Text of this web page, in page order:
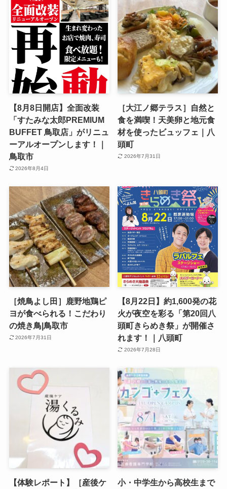
【8月8日開店】全面改装
「すたみな太郎PREMIUM
BUFFET 鳥取店」がリニュ
ーアルオープンします！｜
鳥取市
2026年8月4日
［大江ノ郷テラス］自然と
食を満喫！天美卵と地元食
材を使ったビュッフェ｜八
頭町
2026年7月31日
［焼鳥よし田］鹿野地鶏ピ
ヨが食べられる！こだわり
の焼き鳥|鳥取市
2026年7月31日
【8月22日】約1,600発の花
火が夜空を彩る「第20回八
頭町きらめき祭」が開催さ
れます！｜八頭町
2026年7月28日
【体験レポート】［産後ケ
小・中学生から高校生まで